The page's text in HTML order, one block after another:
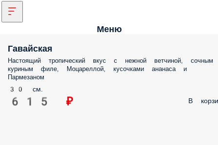
Меню
Гавайская
Настоящий тропический вкус с нежной ветчиной, сочным
куриным филе, Моцареллой, кусочками ананаса и
Пармезаном
30 см.
615 ₽ В